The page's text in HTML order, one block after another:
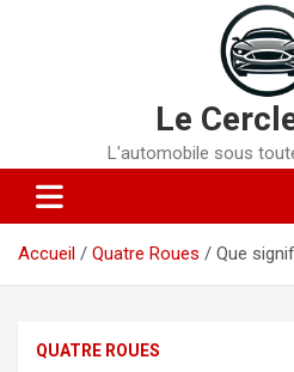
Le
L'automobile sous
Accueil Quatre Roues Que
QUATRE ROUES